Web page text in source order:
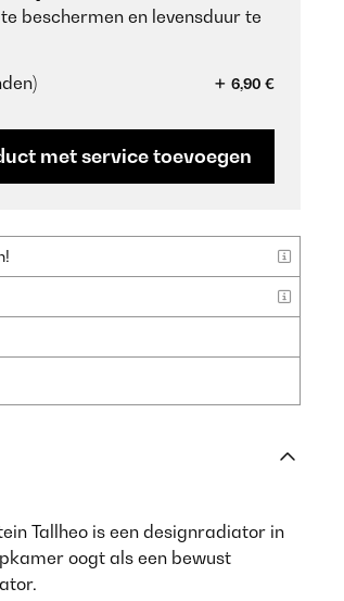
beschermen en levensduur te
6,90 €
met service toevoegen
Tallheo is een designradiator in
oogt als een bewust